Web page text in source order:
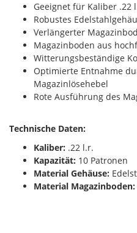
Geeignet für Kaliber .22
Robustes
Verlängerter
Magazinboden aus
Witterungsbeständige
Optimierte Entnahme
Magazinlösehebel
Rote Ausführung des
Technische Daten:
Kaliber: .22 l.r.
Kapazität: 10 Patronen
Material Gehäuse:
Material Magazinboden: